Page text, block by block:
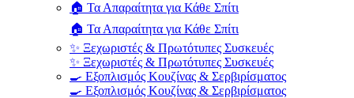
🏠 Τα Απαραίτητα για Κάθε Σπίτι
🏠 Τα Απαραίτητα για Κάθε Σπίτι
✨ Ξεχωριστές & Πρωτότυπες Συσκευές
✨ Ξεχωριστές & Πρωτότυπες Συσκευές
🍳 Εξοπλισμός Κουζίνας & Σερβιρίσματος
🍳 Εξοπλισμός Κουζίνας & Σερβιρίσματος